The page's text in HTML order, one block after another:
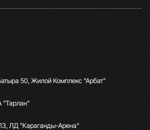
50, Жилой Комплекс "Арбат"
"Тарлан"
​ЛД "Караганды-Арена"